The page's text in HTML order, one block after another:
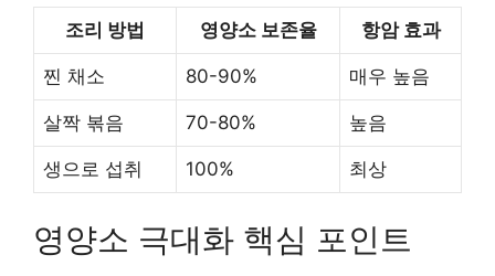
조리 방법 영양소 보존율 항암 효과
찐 채소 80-90% 매우 높음
살짝 볶음 70-80% 높음
생으로 섭취 100% 최상
영양소 극대화 핵심 포인트